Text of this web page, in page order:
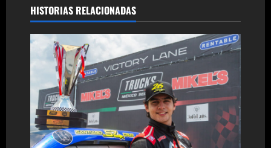
g
a
c
i
ó
n
HISTORIAS RELACIONADAS